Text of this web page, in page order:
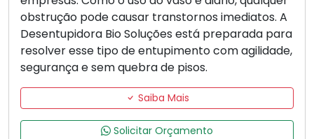
obstrução pode causar transtornos imediatos. A
Desentupidora Bio Soluções está preparada para
resolver esse tipo de entupimento com agilidade,
segurança e sem quebra de pisos.
Saiba Mais
Solicitar Orçamento